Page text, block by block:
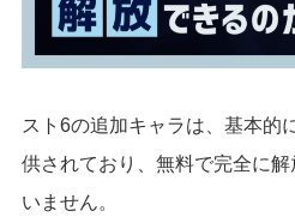
スト6の追加キャラは、基本的
供されており、無料で完全に
いません。